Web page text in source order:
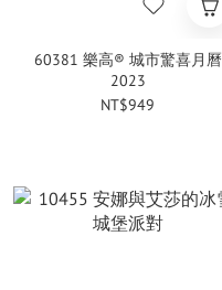
60381 樂高® 城市驚喜月曆
2023
NT$949